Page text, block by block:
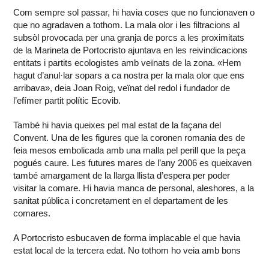
Com sempre sol passar, hi havia coses que no funcionaven o
que no agradaven a tothom. La mala olor i les filtracions al
subsòl provocada per una granja de porcs a les proximitats
de la Marineta de Portocristo ajuntava en les reivindicacions
entitats i partits ecologistes amb veïnats de la zona. «Hem
hagut d’anul·lar sopars a ca nostra per la mala olor que ens
arribava», deia Joan Roig, veïnat del redol i fundador de
l’efímer partit polític Ecovib.
També hi havia queixes pel mal estat de la façana del
Convent. Una de les figures que la coronen romania des de
feia mesos embolicada amb una malla pel perill que la peça
pogués caure. Les futures mares de l’any 2006 es queixaven
també amargament de la llarga llista d’espera per poder
visitar la comare. Hi havia manca de personal, aleshores, a la
sanitat pública i concretament en el departament de les
comares.
A Portocristo esbucaven de forma implacable el que havia
estat local de la tercera edat. No tothom ho veia amb bons